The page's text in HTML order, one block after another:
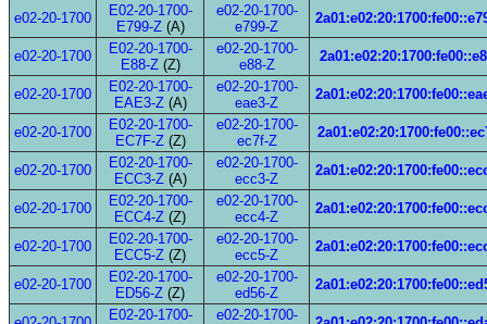
e02-20-1700
E02-20-1700-
E799-Z(A)
e02-20-1700-
e799-Z
e02-20-1700
E02-20-1700-
E88-Z(Z)
e02-20-1700-
e88-Z
e02-20-1700
E02-20-1700-
EAE3-Z(A)
e02-20-1700-
eae3-Z
e02-20-1700
E02-20-1700-
EC7F-Z(Z)
e02-20-1700-
ec7f-Z
e02-20-1700
E02-20-1700-
ECC3-Z(A)
e02-20-1700-
ecc3-Z
e02-20-1700
E02-20-1700-
ECC4-Z (Z)
e02-20-1700-
ecc4-Z
e02-20-1700
E02-20-1700-
ECC5-Z (Z)
e02-20-1700-
ecc5-Z
e02-20-1700
E02-20-1700-
ED56-Z (Z)
e02-20-1700-
ed56-Z
E02-20-1700-
e02-20-1700-